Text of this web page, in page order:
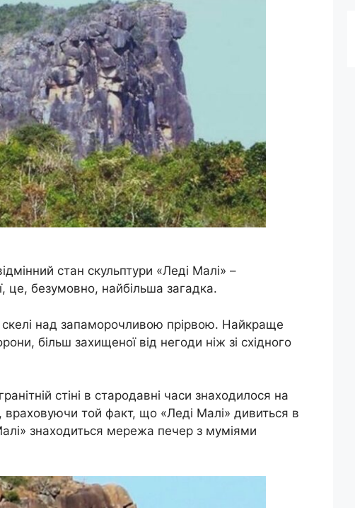
стан скульптури «Леді Малі» –
це, безумовно, найбільша загадка.
скелі над запаморочливою прірвою. Найкраще
більш захищеної від негоди ніж зі східного
стіні в стародавні часи знаходилося на
враховуючи той факт, що «Леді Малі» дивиться в
знаходиться мережа печер з муміями